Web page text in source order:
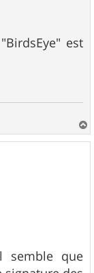
est
a
semble que